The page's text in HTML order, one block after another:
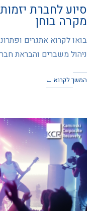
סיוע לחברת
מקרה בוחן
בואו לקרוא אתגרים
ניהול משברים והבראת
המשך לקרוא ←